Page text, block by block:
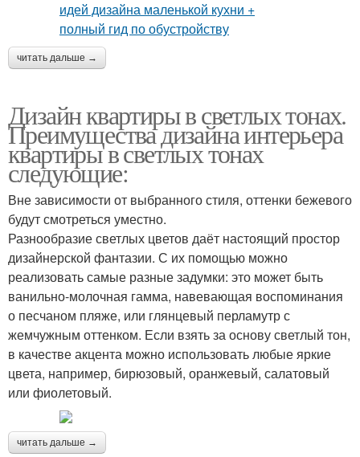
читать дальше →
Дизайн квартиры в светлых тонах.
Преимущества дизайна интерьера
квартиры в светлых тонах
следующие:
Вне зависимости от выбранного стиля, оттенки бежевого
будут смотреться уместно.
Разнообразие светлых цветов даёт настоящий простор
дизайнерской фантазии. С их помощью можно
реализовать самые разные задумки: это может быть
ванильно-молочная гамма, навевающая воспоминания
о песчаном пляже, или глянцевый перламутр с
жемчужным оттенком. Если взять за основу светлый тон,
в качестве акцента можно использовать любые яркие
цвета, например, бирюзовый, оранжевый, салатовый
или фиолетовый.
читать дальше →